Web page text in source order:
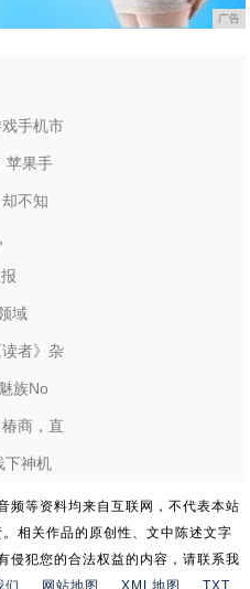
广告
手机市
苹果手
不知
域
者》杂
族No
商，直
下神机
频等资料均来自互联网，不代表本站
相关作品的原创性、文中陈述文字
侵犯您的合法权益的内容，请联系我
们 网站地图 XML地图 TXT